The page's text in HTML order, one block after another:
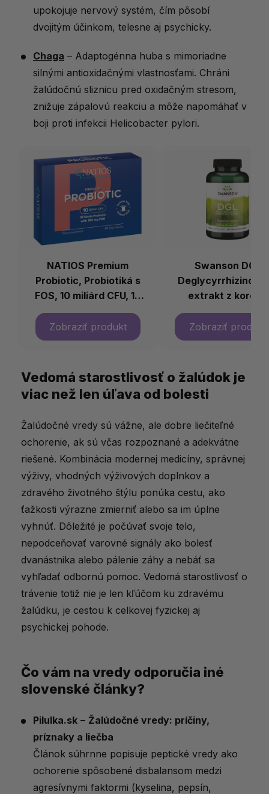
upokojuje nervový systém, čím pôsobí
dvojitým účinkom, telesne aj psychicky.
Chaga – Adaptogénna huba s mimoriadne
silnými antioxidačnými vlastnosťami. Chráni
žalúdočnú sliznicu pred oxidačným stresom,
znižuje zápalovú reakciu a môže napomáhať v
boji proti infekcii Helicobacter pylori.
NATIOS Premium
Probiotic, Probiotiká s
FOS, 10 miliárd CFU, 10
kmeňov, 60 veg kapsúl
Swanson DGL
extrakt z koreňa
sladkého drievka,
mg, 180 žuvacích
Vedomá starostlivosť o žalúdok je
viac než len úľava od bolesti
Žalúdočné vredy sú vážne, ale dobre liečiteľné
ochorenie, ak sú včas rozpoznané a adekvátne
riešené. Kombinácia modernej medicíny, správnej
výživy, vhodných výživových doplnkov a
zdravého životného štýlu ponúka cestu, ako
ťažkosti výrazne zmierniť alebo sa im úplne
vyhnúť. Dôležité je počúvať svoje telo,
nepodceňovať varovné signály ako bolesť
dvanástnika alebo pálenie záhy a nebáť sa
vyhľadať odbornú pomoc. Vedomá starostlivosť o
trávenie totiž nie je len kľúčom ku zdravému
žalúdku, je cestou k celkovej fyzickej aj
psychickej pohode.
Čo vám na vredy odporučia iné
slovenské články?
Pilulka.sk – Žalúdočné vredy: príčiny,
príznaky a liečba
Článok súhrnne popisuje peptické vredy ako
ochorenie spôsobené disbalansom medzi
agresívnymi faktormi (kyselina, pepsín,